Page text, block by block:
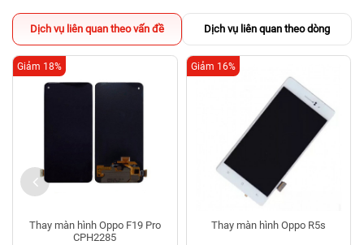
Dịch vụ liên quan theo vấn đề Dịch vụ liên quan theo dòng
Thay màn hình Oppo F19 Pro
CPH2285
Giảm 18%
Thay màn hình Oppo R5s
Giảm 16%